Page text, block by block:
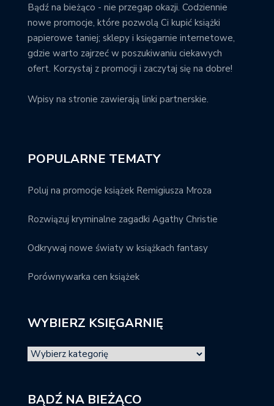
Bądź na bieżąco - nie przegap okazji. Codziennie
nowe promocje, które pozwolą Ci kupić książki
papierowe taniej; sklepy i księgarnie internetowe,
gdzie warto zajrzeć w poszukiwaniu ciekawych
ofert. Korzystaj z promocji i zaczytaj się na dobre!
Wpisy na stronie zawierają linki partnerskie.
POPULARNE TEMATY
Poluj na promocje książek Remigiusza Mroza
Rozwiązuj kryminalne zagadki Agathy Christie
Odkrywaj nowe światy w książkach fantasy
Porównywarka cen książek
WYBIERZ KSIĘGARNIĘ
BĄDŹ NA BIEŻĄCO